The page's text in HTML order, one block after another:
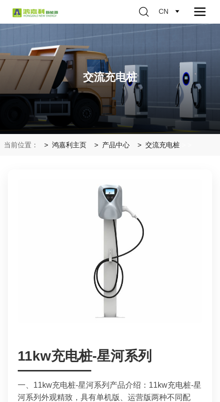
CN
交流充电桩
当前位置： 鸿嘉利主页 产品中心 交流充电桩
11kw充电桩-星河系列
一、11kw充电桩-星河系列产品介绍：11kw充电桩-星
河系列外观精致，具有单机版、运营版两种不同配